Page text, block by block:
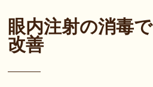
眼内注射の消毒
改善